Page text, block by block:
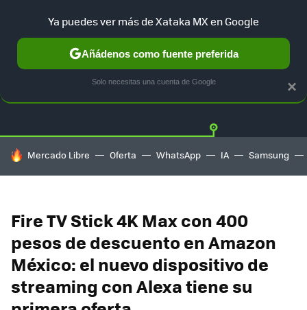
GUÍA DE COMPRAS MERCADO LIBRE
HOY SE HABLA DE
Mercado Libre Oferta WhatsApp IA Samsung
Fire TV Stick 4K Max con 400
pesos de descuento en Amazon
México: el nuevo dispositivo de
streaming con Alexa tiene su
×
Ya puedes ver más de Xataka MX en Google
Añádenos como fuente preferida
Solo necesitas una cuenta de Google